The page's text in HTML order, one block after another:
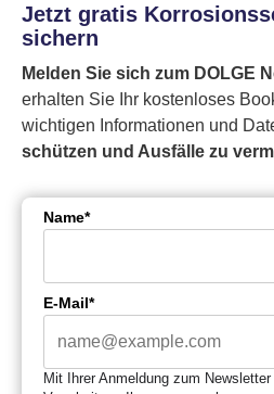
Jetzt gratis
sichern
Melden Sie sich zum DOLGE
erhalten Sie Ihr kostenloses
wichtigen Informationen und
schützen und Ausfälle zu
Name*
E-Mail*
Mit Ihrer Anmeldung zum